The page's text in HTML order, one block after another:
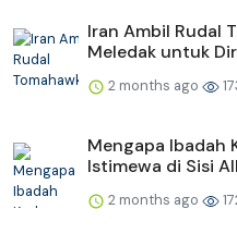
Iran Ambil Rudal
Meledak untuk
2 months ago
Mengapa Ibadah
Istimewa di Sisi
2 months ago